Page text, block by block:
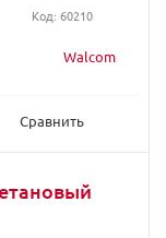
Walcom
Сравнить
Код: 60210